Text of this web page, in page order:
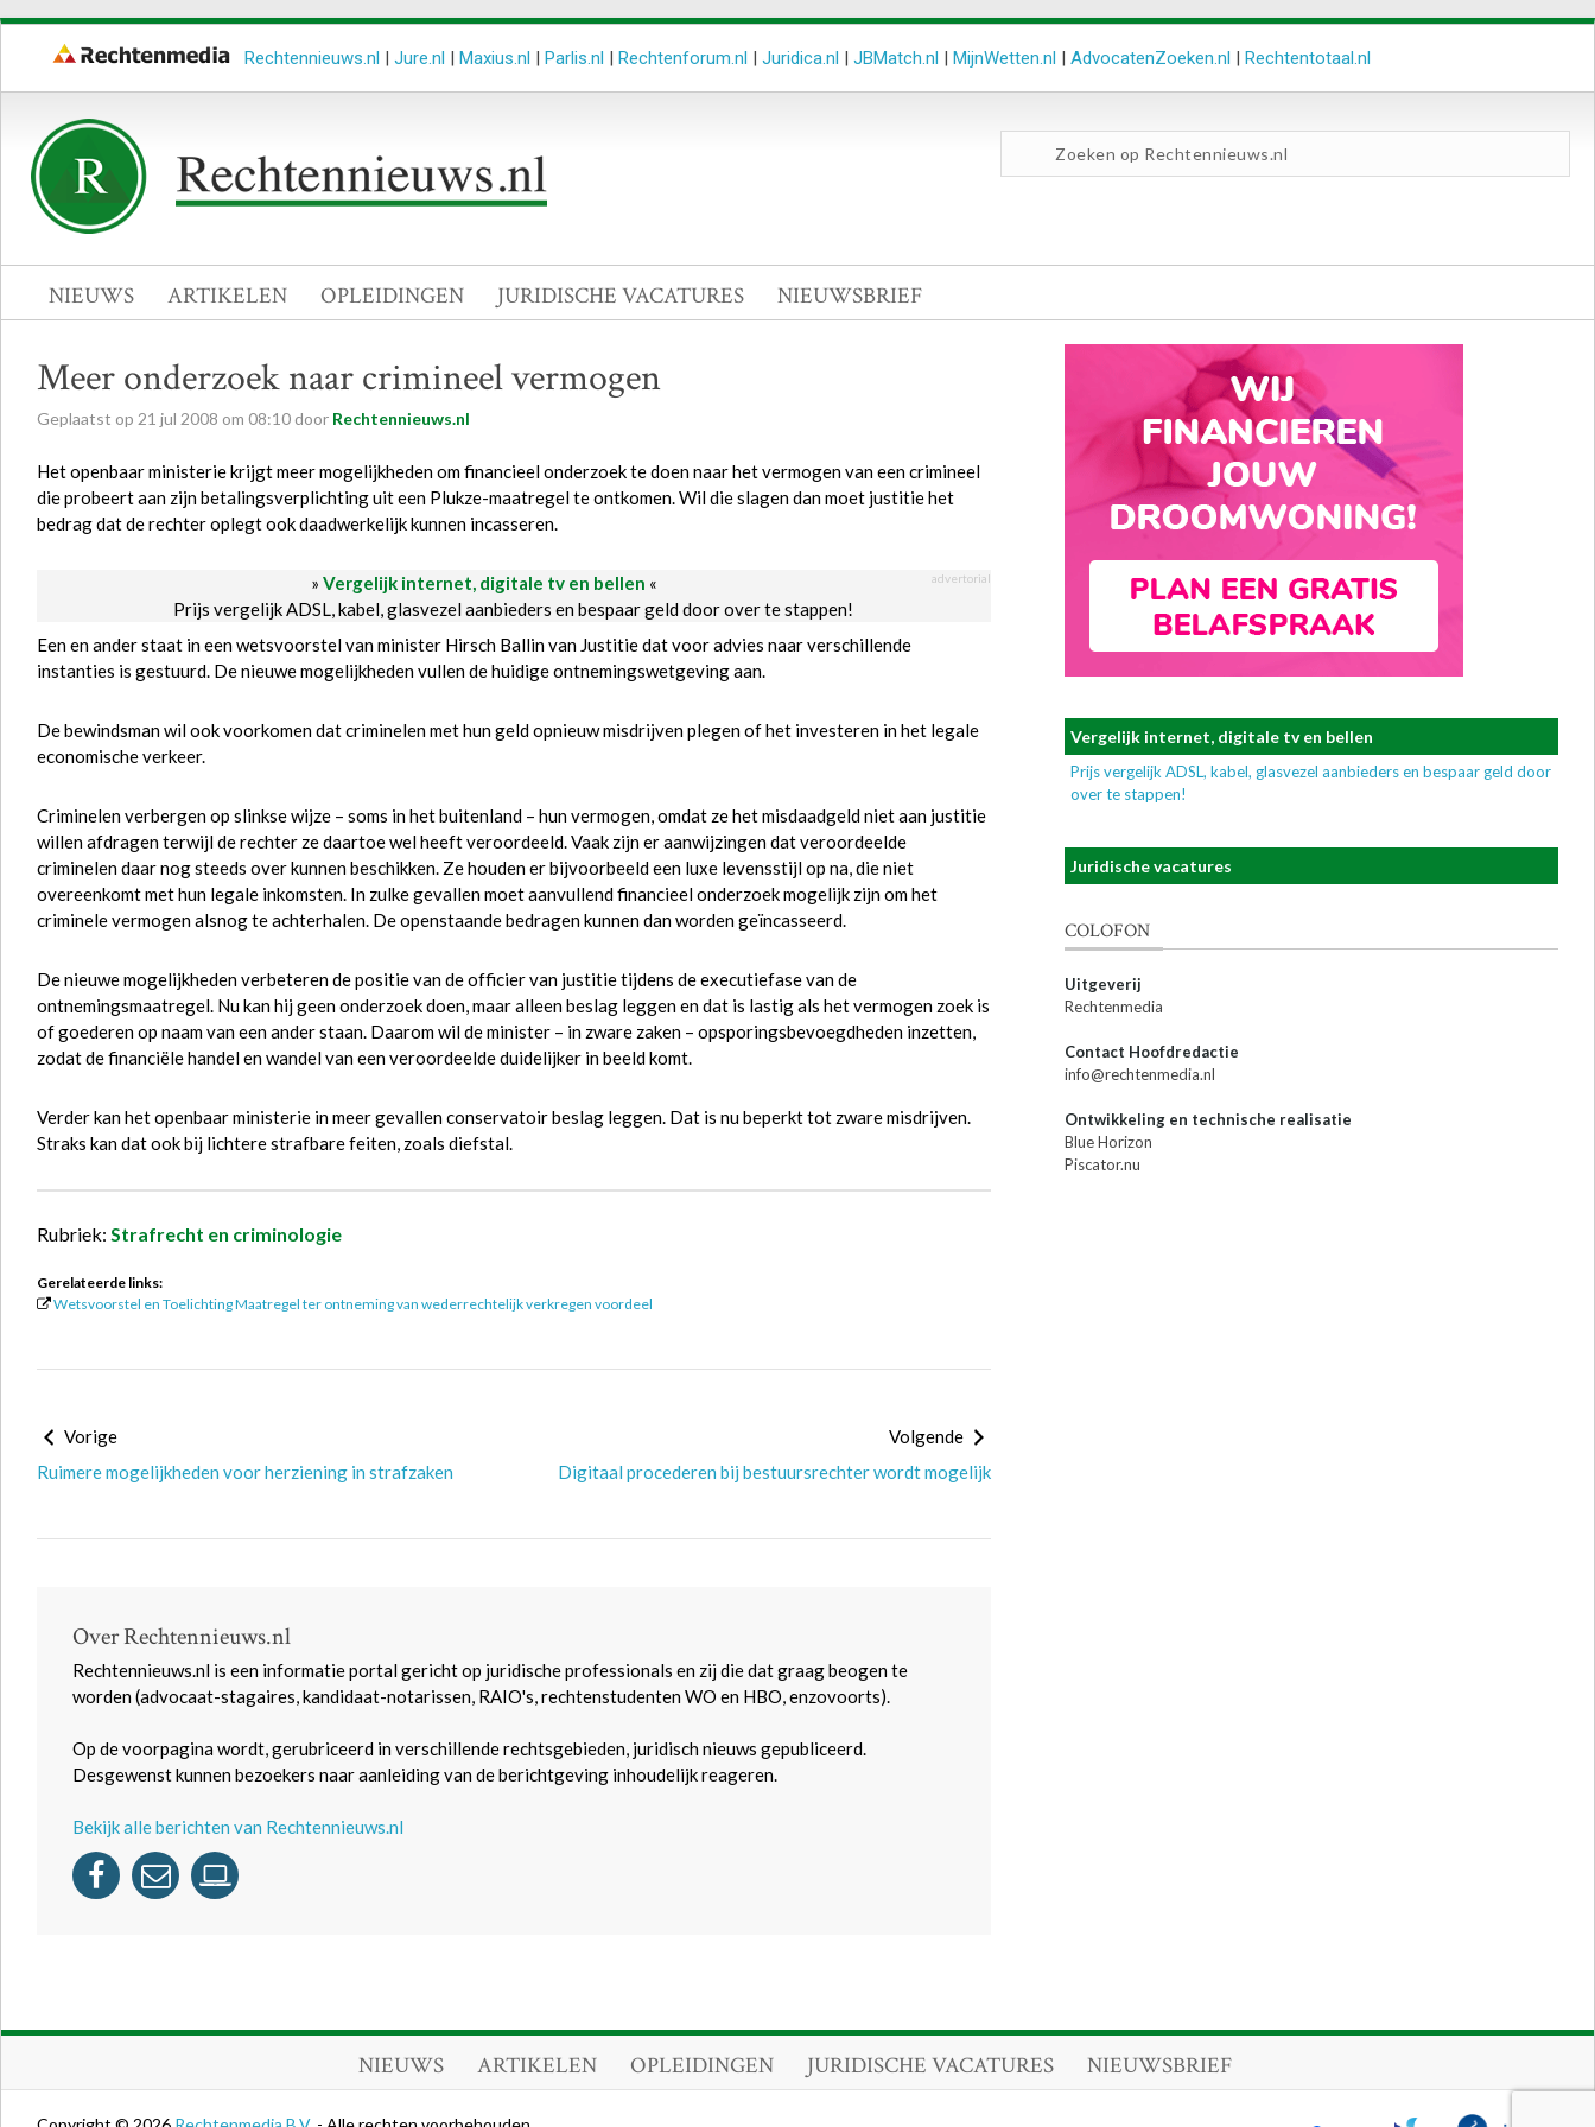
Rechtennieuws.nl | Jure.nl | Maxius.nl | Parlis.nl | Rechtenforum.nl | Juridica.nl | JBMatch.nl | MijnWetten.nl | AdvocatenZoeken.nl | Rechtentotaal.nl
NIEUWS ARTIKELEN OPLEIDINGEN JURIDISCHE VACATURES NIEUWSBRIEF
Meer onderzoek naar crimineel vermogen
Geplaatst op 21 jul 2008 om 08:10 door Rechtennieuws.nl
Het openbaar ministerie krijgt meer mogelijkheden om financieel onderzoek te doen naar het vermogen van een crimineel
die probeert aan zijn betalingsverplichting uit een Plukze-maatregel te ontkomen. Wil die slagen dan moet justitie het
bedrag dat de rechter oplegt ook daadwerkelijk kunnen incasseren.
» Vergelijk internet, digitale tv en bellen « advertorial
Prijs vergelijk ADSL, kabel, glasvezel aanbieders en bespaar geld door over te stappen!
Een en ander staat in een wetsvoorstel van minister Hirsch Ballin van Justitie dat voor advies naar verschillende
instanties is gestuurd. De nieuwe mogelijkheden vullen de huidige ontnemingswetgeving aan.
De bewindsman wil ook voorkomen dat criminelen met hun geld opnieuw misdrijven plegen of het investeren in het legale
economische verkeer.
Criminelen verbergen op slinkse wijze – soms in het buitenland – hun vermogen, omdat ze het misdaadgeld niet aan justitie
willen afdragen terwijl de rechter ze daartoe wel heeft veroordeeld. Vaak zijn er aanwijzingen dat veroordeelde
criminelen daar nog steeds over kunnen beschikken. Ze houden er bijvoorbeeld een luxe levensstijl op na, die niet
overeenkomt met hun legale inkomsten. In zulke gevallen moet aanvullend financieel onderzoek mogelijk zijn om het
criminele vermogen alsnog te achterhalen. De openstaande bedragen kunnen dan worden geïncasseerd.
De nieuwe mogelijkheden verbeteren de positie van de officier van justitie tijdens de executiefase van de
ontnemingsmaatregel. Nu kan hij geen onderzoek doen, maar alleen beslag leggen en dat is lastig als het vermogen zoek is
of goederen op naam van een ander staan. Daarom wil de minister – in zware zaken – opsporingsbevoegdheden inzetten,
zodat de financiële handel en wandel van een veroordeelde duidelijker in beeld komt.
Verder kan het openbaar ministerie in meer gevallen conservatoir beslag leggen. Dat is nu beperkt tot zware misdrijven.
Straks kan dat ook bij lichtere strafbare feiten, zoals diefstal.
Rubriek: Strafrecht en criminologie
Gerelateerde links:
Wetsvoorstel en Toelichting Maatregel ter ontneming van wederrechtelijk verkregen voordeel
Vorige
Ruimere mogelijkheden voor herziening in strafzaken
Volgende
Digitaal procederen bij bestuursrechter wordt mogelijk
Over Rechtennieuws.nl
Rechtennieuws.nl is een informatie portal gericht op juridische professionals en zij die dat graag beogen te
worden (advocaat-stagaires, kandidaat-notarissen, RAIO's, rechtenstudenten WO en HBO, enzovoorts).
Op de voorpagina wordt, gerubriceerd in verschillende rechtsgebieden, juridisch nieuws gepubliceerd.
Desgewenst kunnen bezoekers naar aanleiding van de berichtgeving inhoudelijk reageren.
Bekijk alle berichten van Rechtennieuws.nl
Vergelijk internet, digitale tv en bellen
Prijs vergelijk ADSL, kabel, glasvezel aanbieders en bespaar geld door
over te stappen!
Juridische vacatures
COLOFON
Uitgeverij
Rechtenmedia
Contact Hoofdredactie
info@rechtenmedia.nl
Ontwikkeling en technische realisatie
Blue Horizon
Piscator.nu
NIEUWS ARTIKELEN OPLEIDINGEN JURIDISCHE VACATURES NIEUWSBRIEF